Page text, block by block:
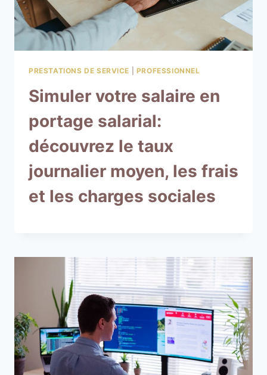
PRESTATIONS DE SERVICE PROFESSIONNEL
Simuler votre salaire en
portage salarial:
découvrez le taux
journalier moyen, les frais
et les charges sociales